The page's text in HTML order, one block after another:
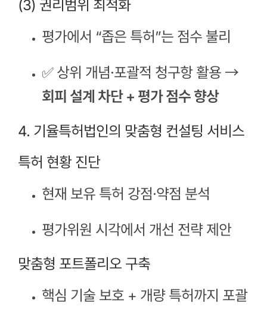
(3) 권리범위 최적화
평가에서 “좁은 특허”는 점수 불리
✅ 상위 개념·포괄적 청구항 활용 →
회피 설계 차단 + 평가 점수 향상
4. 기율특허법인의 맞춤형 컨설팅 서비스
특허 현황 진단
현재 보유 특허 강점·약점 분석
평가위원 시각에서 개선 전략 제안
맞춤형 포트폴리오 구축
핵심 기술 보호 + 개량 특허까지 포괄